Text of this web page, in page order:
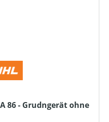
86 - Grudngerät ohne